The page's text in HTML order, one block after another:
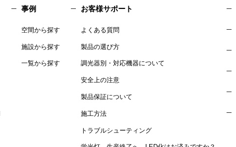
事例
空間から探す
施設から探す
一覧から探す
お客様サポート
よくある質問
製品の選び方
調光器別・対応機器について
安全上の注意
製品保証について
施工方法
トラブルシューティング